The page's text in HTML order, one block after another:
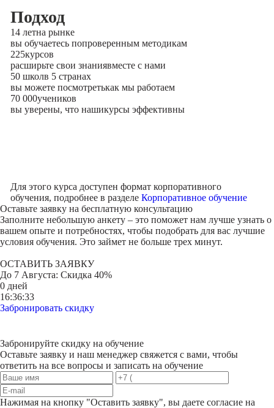
Подход
14 летна рынке
вы обучаетесь попроверенным методикам
225курсов
расширьте свои знаниявместе с нами
50 школв 5 странах
вы можете посмотретькак мы работаем
70 000учеников
вы уверены, что нашикурсы эффективны
Для этого курса доступен формат корпоративного
обучения, подробнее в разделе Корпоративное обучение
Оставьте заявку на бесплатную консультацию
Заполните небольшую анкету – это поможет нам лучше узнать о
вашем опыте и потребностях, чтобы подобрать для вас лучшие
условия обучения. Это займет не больше трех минут.
ОСТАВИТЬ ЗАЯВКУ
До 7 Августа: Скидка 40%
0 дней
16:36:33
Забронировать скидку
Забронируйте скидку на обучение
Оставьте заявку и наш менеджер свяжется с вами, чтобы
ответить на все вопросы и записать на обучение
Нажимая на кнопку "Оставить заявку", вы даете согласие на